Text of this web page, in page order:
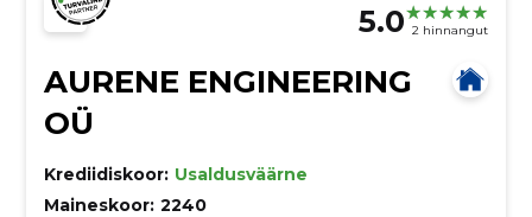
5.0 2 hinnangut
AURENE ENGINEERING
OÜ
Krediidiskoor: Usaldusväärne
Maineskoor: 2240